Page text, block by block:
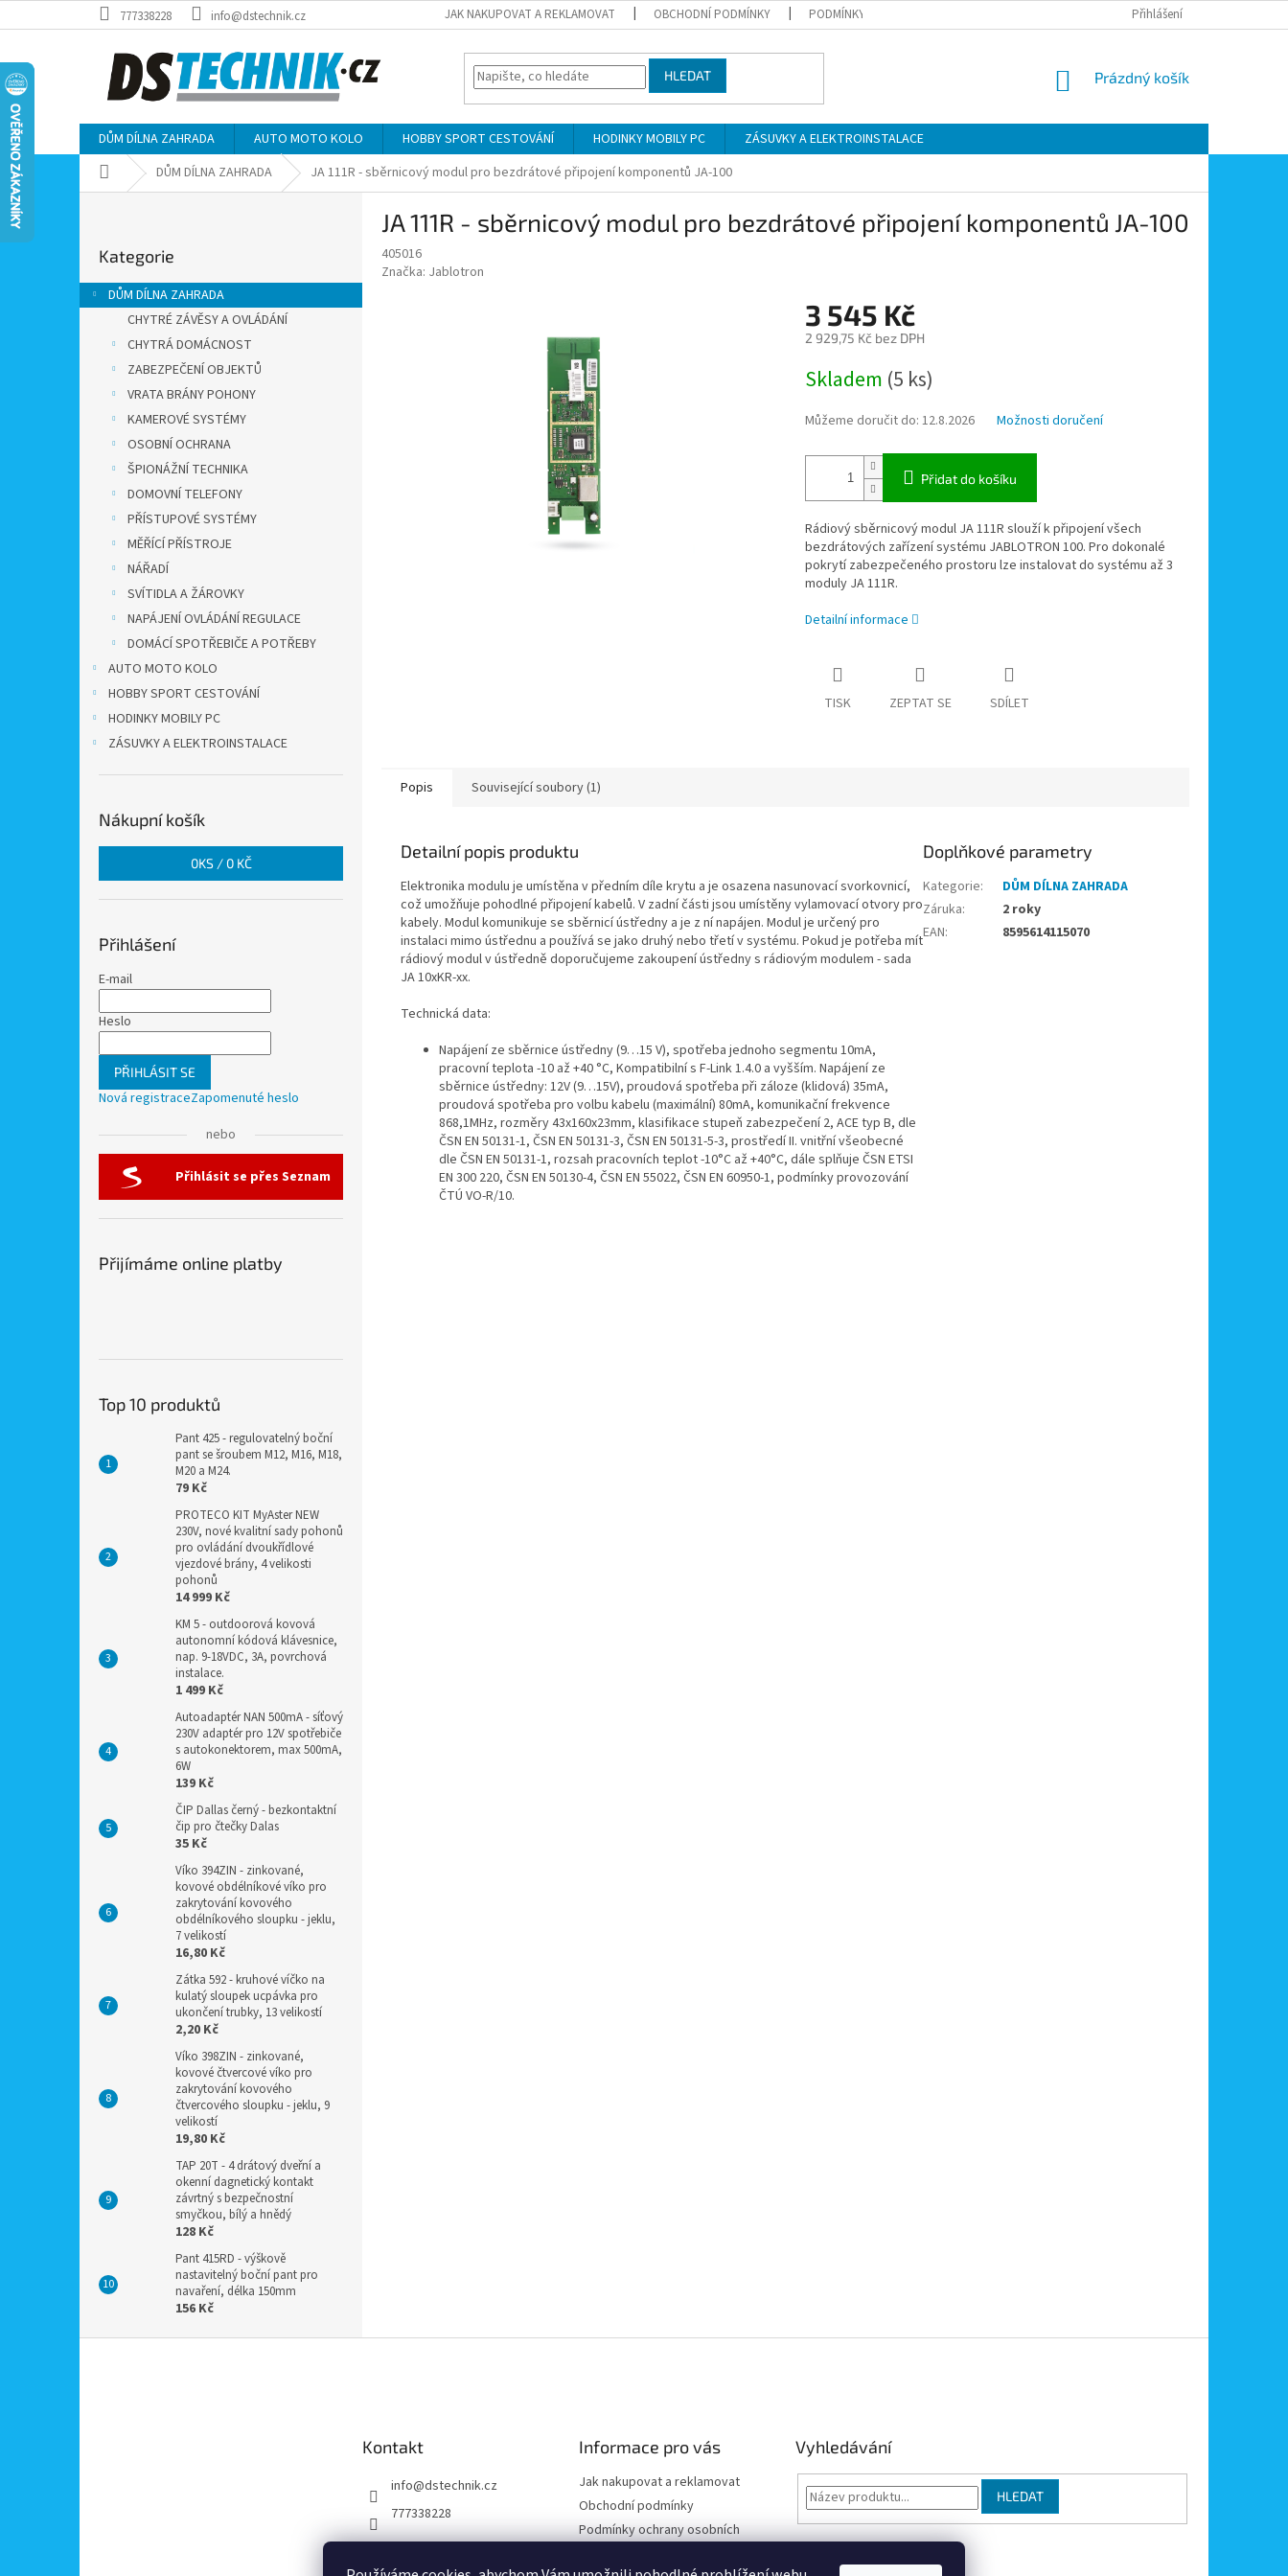
na
777338228 info@dstechnik.cz JAK NAKUPOVAT A REKLAMOVAT OBCHODNÍ PODMÍNKY PODMÍNKY OCHRANY OSOBNÍCH ÚDAJŮ MOJE OBJEDNÁVKA
Přihlášení
HLEDAT
NÁKUPNÍ
Prázdný košík
DŮM DÍLNA ZAHRADA AUTO MOTO KOLO HOBBY SPORT CESTOVÁNÍ HODINKY MOBILY PC
ZÁSUVKY A ELEKTROINSTALACE
Domů DŮM DÍLNA ZAHRADA JA 111R - sběrnicový modul pro bezdrátové připojení komponentů JA-100
r
a
kategorie
Kategorie
DŮM DÍLNA ZAHRADA
CHYTRÉ ZÁVĚSY A OVLÁDÁNÍ
CHYTRÁ DOMÁCNOST
ZABEZPEČENÍ OBJEKTŮ
VRATA BRÁNY POHONY
KAMEROVÉ SYSTÉMY
OSOBNÍ OCHRANA
ŠPIONÁŽNÍ TECHNIKA
DOMOVNÍ TELEFONY
PŘÍSTUPOVÉ SYSTÉMY
MĚŘÍCÍ PŘÍSTROJE
NÁŘADÍ
SVÍTIDLA A ŽÁROVKY
NAPÁJENÍ OVLÁDÁNÍ REGULACE
DOMÁCÍ SPOTŘEBIČE A POTŘEBY
AUTO MOTO KOLO
HOBBY SPORT CESTOVÁNÍ
HODINKY MOBILY PC
ZÁSUVKY A ELEKTROINSTALACE
Nákupní košík
0KS / 0 KČ
Přihlášení
E-mail
Heslo
PŘIHLÁSIT SE
Nová registraceZapomenuté heslo
nebo
Přihlásit se přes Seznam
Přijímáme online platby
Top 10 produktů
Pant 425 - regulovatelný boční
pant se šroubem M12, M16, M18,
M20 a M24.
79 Kč
PROTECO KIT MyAster NEW
230V, nové kvalitní sady pohonů
pro ovládání dvoukřídlové
vjezdové brány, 4 velikosti
pohonů
14 999 Kč
KM 5 - outdoorová kovová
autonomní kódová klávesnice,
nap. 9-18VDC, 3A, povrchová
instalace.
1 499 Kč
Autoadaptér NAN 500mA - síťový
230V adaptér pro 12V spotřebiče
s autokonektorem, max 500mA,
6W
139 Kč
ČIP Dallas černý - bezkontaktní
čip pro čtečky Dalas
35 Kč
Víko 394ZIN - zinkované,
kovové obdélníkové víko pro
zakrytování kovového
obdélníkového sloupku - jeklu,
7 velikostí
16,80 Kč
Zátka 592 - kruhové víčko na
kulatý sloupek ucpávka pro
ukončení trubky, 13 velikostí
2,20 Kč
Víko 398ZIN - zinkované,
kovové čtvercové víko pro
zakrytování kovového
čtvercového sloupku - jeklu, 9
velikostí
19,80 Kč
TAP 20T - 4 drátový dveřní a
okenní dagnetický kontakt
závrtný s bezpečnostní
smyčkou, bílý a hnědý
128 Kč
Pant 415RD - výškově
nastavitelný boční pant pro
navaření, délka 150mm
156 Kč
JA 111R - sběrnicový modul pro bezdrátové připojení komponentů JA-100
405016
Značka: Jablotron
3 545 Kč
2 929,75 Kč bez DPH
cena:
Skladem (5 ks)
Můžeme doručit do: 12.8.2026 Možnosti doručení
Přidat do košíku
Rádiový sběrnicový modul JA 111R slouží k připojení všech
bezdrátových zařízení systému JABLOTRON 100. Pro dokonalé
pokrytí zabezpečeného prostoru lze instalovat do systému až 3
moduly JA 111R.
Detailní informace
TISK ZEPTAT SE SDÍLET
Popis Související soubory (1)
Detailní popis produktu
Elektronika modulu je umístěna v předním díle krytu a je osazena nasunovací svorkovnicí,
což umožňuje pohodlné připojení kabelů. V zadní části jsou umístěny vylamovací otvory pro
kabely. Modul komunikuje se sběrnicí ústředny a je z ní napájen. Modul je určený pro
instalaci mimo ústřednu a používá se jako druhý nebo třetí v systému. Pokud je potřeba mít
rádiový modul v ústředně doporučujeme zakoupení ústředny s rádiovým modulem - sada
JA 10xKR-xx.
Technická data:
Napájení ze sběrnice ústředny (9…15 V), spotřeba jednoho segmentu 10mA,
pracovní teplota -10 až +40 °C, Kompatibilní s F-Link 1.4.0 a vyšším. Napájení ze
sběrnice ústředny: 12V (9…15V), proudová spotřeba při záloze (klidová) 35mA,
proudová spotřeba pro volbu kabelu (maximální) 80mA, komunikační frekvence
868,1MHz, rozměry 43x160x23mm, klasifikace stupeň zabezpečení 2, ACE typ B, dle
ČSN EN 50131-1, ČSN EN 50131-3, ČSN EN 50131-5-3, prostředí II. vnitřní všeobecné
dle ČSN EN 50131-1, rozsah pracovních teplot -10°C až +40°C, dále splňuje ČSN ETSI
EN 300 220, ČSN EN 50130-4, ČSN EN 55022, ČSN EN 60950-1, podmínky provozování
ČTÚ VO-R/10.
Doplňkové parametry
Kategorie:
DŮM DÍLNA ZAHRADA
Záruka:
2 roky
EAN: 8595614115070
Kontakt
info@dstechnik.cz
777338228
Informace pro vás
Jak nakupovat a reklamovat
Obchodní podmínky
Podmínky ochrany osobních
Kontakty
Vyhledávání
HLEDAT